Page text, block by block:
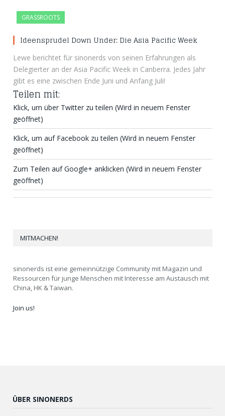
GRASSROOTS
Ideensprudel Down Under: Die Asia Pacific Week
Lewe berichtet für sinonerds von seinen Erfahrungen als
Delegierter an der Asia Pacific Week in Canberra. Jedes Jahr
gibt es eine zwischen Ende Juni und Anfang Juli!
Teilen mit:
Klick, um über Twitter zu teilen (Wird in neuem Fenster
geöffnet)
Klick, um auf Facebook zu teilen (Wird in neuem Fenster
geöffnet)
Zum Teilen auf Google+ anklicken (Wird in neuem Fenster
geöffnet)
MITMACHEN!
sinonerds ist eine gemeinnützige Community mit Magazin und
Ressourcen für junge Menschen mit Interesse am Austausch mit
China, HK & Taiwan.
Join us!
ÜBER SINONERDS